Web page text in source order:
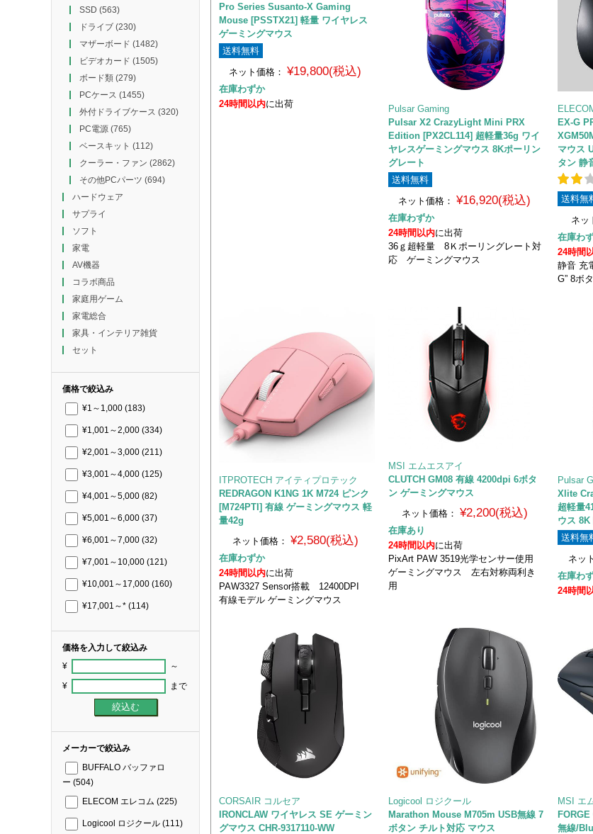
SSD (563)
ドライブ(230)
マザーボード (1482)
ビデオカード (1505)
ボード類(279)
PCケース (1455)
外付ドライブケース (320)
PC電源(765)
ベースキット (112)
クーラー・ファン (2862)
その他PCパーツ (694)
ハードウェア
サプライ
ソフト
家電
AV機器
コラボ商品
家庭用ゲーム
家電総合
家具・インテリア雑貨
セット
価格で絞込み
¥1～1,000 (183)
¥1,001～2,000 (334)
¥2,001～3,000 (211)
¥3,001～4,000 (125)
¥4,001～5,000 (82)
¥5,001～6,000 (37)
¥6,001～7,000 (32)
¥7,001～10,000 (121)
¥10,001～17,000 (160)
¥17,001～* (114)
価格を入力して絞込み
¥ ～
¥ まで
メーカーで絞込み
BUFFALO バッファロ
ー (504)
ELECOM エレコム (225)
Logicool ロジクール (111)
Pro Series Susanto-X Gaming
Mouse [PSSTX21] 軽量 ワイヤレス
ゲーミングマウス
送料無料
ネット価格：
¥19,800(税込)
在庫わずか
24時間以内に出荷
Pulsar Gaming
Pulsar X2 CrazyLight Mini PRX
Edition [PX2CL114] 超軽量36g ワイ
ヤレスゲーミングマウス 8Kポーリン
グレート
送料無料
ネット価格：
¥16,920(税込)
在庫わずか
24時間以内に出荷
36ｇ超軽量 8Ｋポーリングレート対
応 ゲーミングマウス
EX-G
マウス
タン 静
送料無
ネッ
在庫わ
24時間
静音 充
G” 8ボ
ITPROTECH アイティプロテック
REDRAGON K1NG 1K M724 ピンク
[M724PTI] 有線 ゲーミングマウス 軽
量42g
ネット価格： ¥2,580(税込)
在庫わずか
24時間以内に出荷
PAW3327 Sensor搭載 12400DPI
有線モデル ゲーミングマウス
MSI エムエスアイ
CLUTCH GM08 有線 4200dpi 6ボタ
ン ゲーミングマウス
ネット価格： ¥2,200(税込)
在庫あり
24時間以内に出荷
PixArt PAW 3519光学センサー使用
ゲーミングマウス 左右対称両利き
用
Pulsar
Xlite
超軽量
ウス
送料無
ネッ
在庫わ
24時間
CORSAIR コルセア
IRONCLAW ワイヤレス SE ゲーミン
グマウス CHR-9317110-WW
Logicool ロジクール
Marathon Mouse M705m USB無線 7
ボタン チルト対応 マウス
MSI エ
無線/